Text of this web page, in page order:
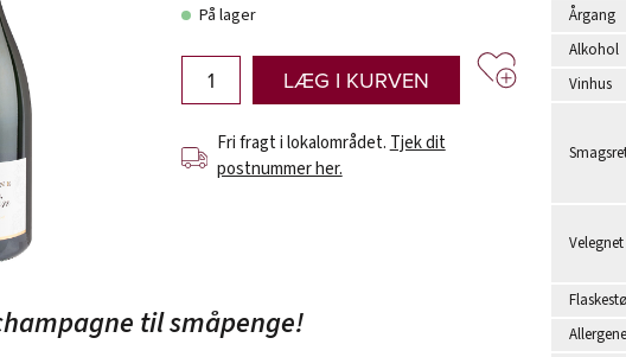
På lager
LÆG I KURVEN
Fri fragt i lokalområdet.Tjek dit
postnummer her.
til småpenge!
Årgang
Alkohol
Vinhus